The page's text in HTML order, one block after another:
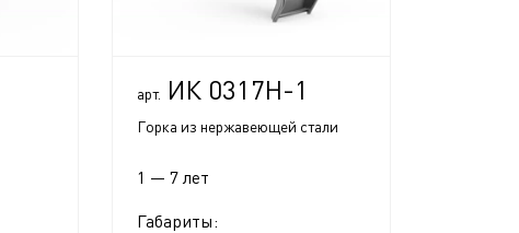
арт. ИК 0317Н-1
Горка из нержавеющей стали
1 — 7 лет
Габариты: